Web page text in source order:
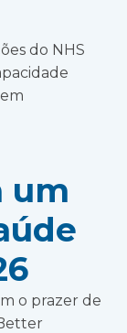
do NHS
um
o prazer de